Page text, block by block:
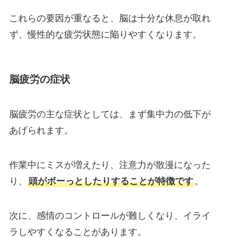
これらの要因が重なると、脳は十分な休息が取れ
ず、慢性的な疲労状態に陥りやすくなります。
脳疲労の症状
脳疲労の主な症状としては、まず集中力の低下が
あげられます。
作業中にミスが増えたり、注意力が散漫になった
り、 頭がボーっとしたりすることが特徴です。
次に、感情のコントロールが難しくなり、イライ
ラしやすくなることがあります。